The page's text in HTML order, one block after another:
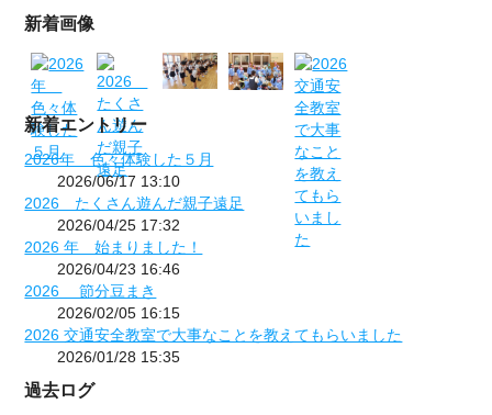
新着画像
新着エントリー
2026年 色々体験した５月
2026/06/17 13:10
2026 たくさん遊んだ親子遠足
2026/04/25 17:32
2026 年 始まりました！
2026/04/23 16:46
2026 節分豆まき
2026/02/05 16:15
2026 交通安全教室で大事なことを教えてもらいました
2026/01/28 15:35
過去ログ